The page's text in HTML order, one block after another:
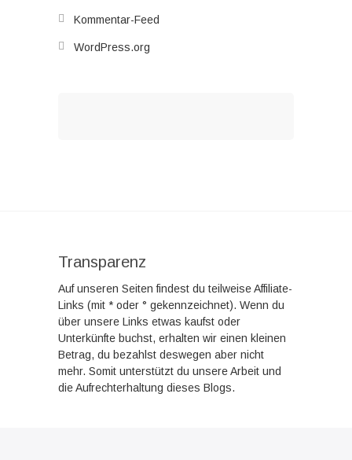
Kommentar-Feed
WordPress.org
Transparenz
Auf unseren Seiten findest du teilweise Affiliate-
Links (mit * oder ° gekennzeichnet). Wenn du
über unsere Links etwas kaufst oder
Unterkünfte buchst, erhalten wir einen kleinen
Betrag, du bezahlst deswegen aber nicht
mehr. Somit unterstützt du unsere Arbeit und
die Aufrechterhaltung dieses Blogs.